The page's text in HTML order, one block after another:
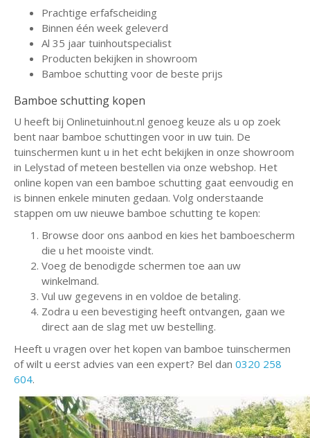
Prachtige erfafscheiding
Binnen één week geleverd
Al 35 jaar tuinhoutspecialist
Producten bekijken in showroom
Bamboe schutting voor de beste prijs
Bamboe schutting kopen
U heeft bij Onlinetuinhout.nl genoeg keuze als u op zoek
bent naar bamboe schuttingen voor in uw tuin. De
tuinschermen kunt u in het echt bekijken in onze showroom
in Lelystad of meteen bestellen via onze webshop. Het
online kopen van een bamboe schutting gaat eenvoudig en
is binnen enkele minuten gedaan. Volg onderstaande
stappen om uw nieuwe bamboe schutting te kopen:
Browse door ons aanbod en kies het bamboescherm
die u het mooiste vindt.
Voeg de benodigde schermen toe aan uw
winkelmand.
Vul uw gegevens in en voldoe de betaling.
Zodra u een bevestiging heeft ontvangen, gaan we
direct aan de slag met uw bestelling.
Heeft u vragen over het kopen van bamboe tuinschermen
of wilt u eerst advies van een expert? Bel dan 0320 258
604.